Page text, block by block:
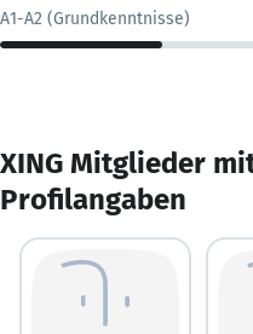
A1-A2 (Grundkenntnisse)
XING Mitglieder
Profilangaben